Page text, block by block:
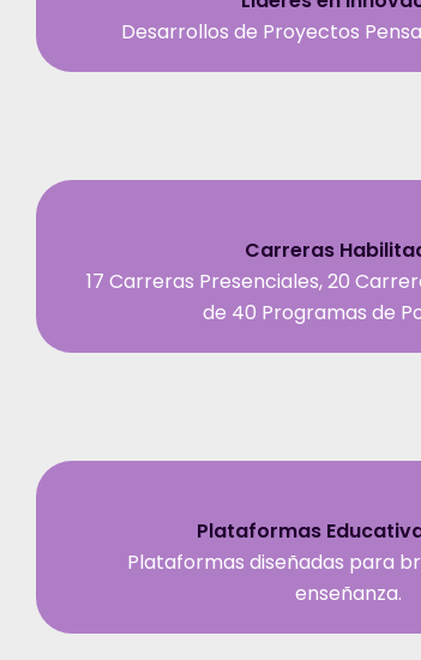
Desarrollos de Proyectos
Carreras
17 Carreras Presenciales, 20
de 40 Programas de
Plataformas
Plataformas diseñadas para
enseñanza.